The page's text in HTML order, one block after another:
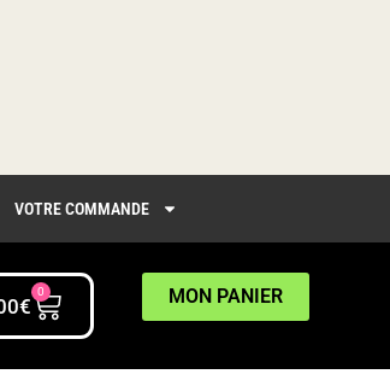
VOTRE COMMANDE
€
0 MON PANIER